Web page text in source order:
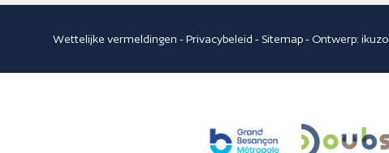
Wettelijke vermeldingen -Privacybeleid - Sitemap- Ontwerp:ikuzo